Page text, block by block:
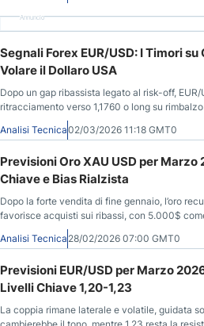
Annuncio
Segnali Forex EUR/USD: I Timori
Volare il Dollaro USA
Dopo un gap ribassista legato al risk-off,
ritracciamento verso 1,1760 o long su
Analisi Tecnica02/03/2026 11:18 GMT0
Previsioni Oro XAU USD per
Chiave e Bias Rialzista
Dopo la forte vendita di fine gennaio, l’oro
favorisce acquisti sui ribassi, con 5.000$
4.600$ come “linea rossa”.
Analisi Tecnica 28/02/2026 07:00 GMT0
Previsioni EUR/USD per Marzo
Livelli Chiave 1,20-1,23
La coppia rimane laterale e volatile, guidata